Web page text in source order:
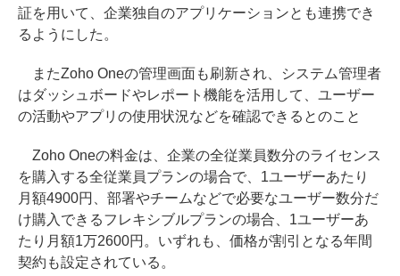
証を用いて、企業独自のアプリケーションとも連携でき
るようにした。
またZoho Oneの管理画面も刷新され、システム管理者
はダッシュボードやレポート機能を活用して、ユーザー
の活動やアプリの使用状況などを確認できるとのこと
Zoho Oneの料金は、企業の全従業員数分のライセンス
を購入する全従業員プランの場合で、1ユーザーあたり
月額4900円、部署やチームなどで必要なユーザー数分だ
け購入できるフレキシブルプランの場合、1ユーザーあ
たり月額1万2600円。いずれも、価格が割引となる年間
契約も設定されている。